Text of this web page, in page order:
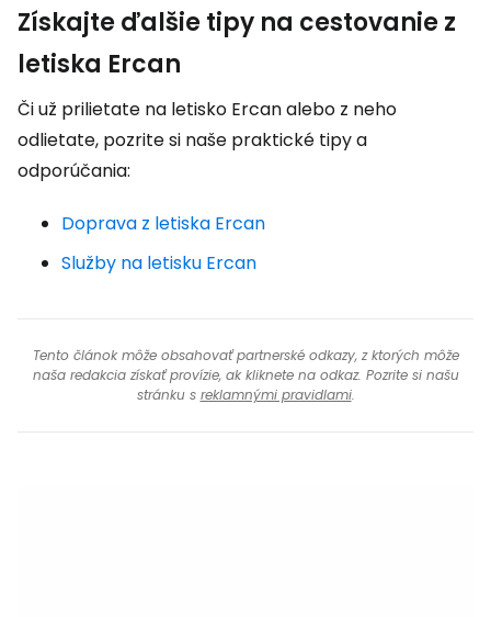
Získajte ďalšie tipy na cestovanie z
letiska Ercan
Či už prilietate na letisko Ercan alebo z neho
odlietate, pozrite si naše praktické tipy a
odporúčania:
Doprava z letiska Ercan
Služby na letisku Ercan
Tento článok môže obsahovať partnerské odkazy, z ktorých môže
naša redakcia získať provízie, ak kliknete na odkaz. Pozrite si našu
stránku s reklamnými pravidlami.